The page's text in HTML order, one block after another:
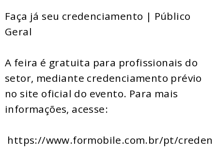
Faça já seu credenciamento | Público
Geral
A feira é gratuita para profissionais do
setor, mediante credenciamento prévio
no site oficial do evento. Para mais
informações, acesse:
https://www.formobile.com.br/pt/